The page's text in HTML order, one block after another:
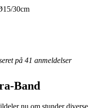
30cm
på 41 anmeldelser
Band
nu om stunder diverse